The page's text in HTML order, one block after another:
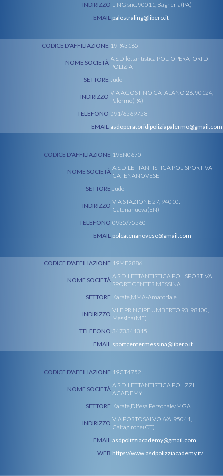
INDIRIZZO LING snc, 90011, Bagheria(PA)
EMAIL palestraling@libero.it
CODICE D'AFFILIAZIONE 19PA3165
NOME SOCIETÀ
A.S.Dilettantistica POL. OPERATORI DI
POLIZIA
SETTORE Judo
INDIRIZZO
VIA AGOSTINO CATALANO 26, 90124,
Palermo(PA)
TELEFONO 091/6569758
EMAIL asdoperatoridipoliziapalermo@gmail.com
CODICE D'AFFILIAZIONE 19EN0670
NOME SOCIETÀ
A.S.DILETTANTISTICA POLISPORTIVA
CATENANOVESE
SETTORE Judo
INDIRIZZO
VIA STAZIONE 27, 94010,
Catenanuova(EN)
TELEFONO 0935/75560
EMAIL polcatenanovese@gmail.com
CODICE D'AFFILIAZIONE 19ME2886
NOME SOCIETÀ
A.S.DILETTANTISTICA POLISPORTIVA
SPORT CENTER MESSINA
SETTORE Karate,MMA-Amatoriale
INDIRIZZO
V.LE PRINCIPE UMBERTO 93, 98100,
Messina(ME)
TELEFONO 3473341315
EMAIL sportcentermessina@libero.it
CODICE D'AFFILIAZIONE 19CT4752
NOME SOCIETÀ
A.S.DILETTANTISTICA POLIZZI
ACADEMY
SETTORE Karate,Difesa Personale/MGA
INDIRIZZO
VIA PORTOSALVO 6/A, 95041,
Caltagirone(CT)
EMAIL asdpolizziacademy@gmail.com
WEB https://www.asdpolizziacademy.it/